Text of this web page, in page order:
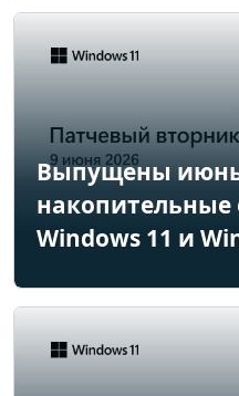
Выпущены
накопительные
Windows 11 и